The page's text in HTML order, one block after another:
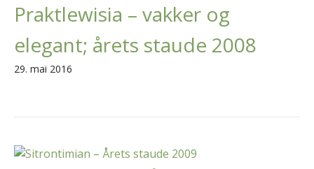
Praktlewisia – vakker og
elegant; årets staude 2008
29. mai 2016